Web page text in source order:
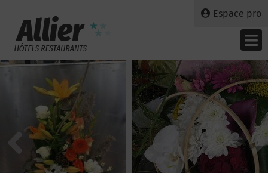
Espace pro